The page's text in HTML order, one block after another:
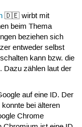
🇩🇪 wirbt mit
beim Thema
beziehen sich
entweder selbst
kann bzw. die
Dazu zählen laut der
auf eine ID. Der
bei älteren
Chrome